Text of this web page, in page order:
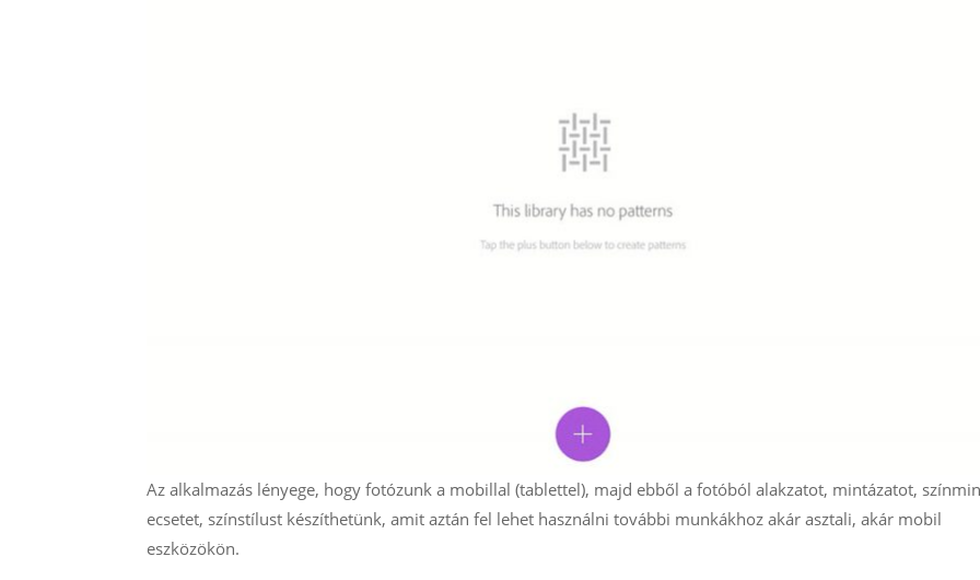
Az alkalmazás lényege, hogy fotózunk a mobillal (tablettel), majd ebből a fotóból alakzatot, mintázatot,
ecsetet, színstílust készíthetünk, amit aztán fel lehet használni további munkákhoz akár asztali, akár mobil
eszközökön.